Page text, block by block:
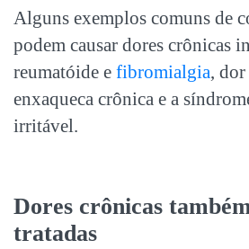
Alguns exemplos comuns de
podem causar dores crônicas
reumatóide e fibromialgia,
enxaqueca crônica e a
irritável.
Dores crônicas
tratadas